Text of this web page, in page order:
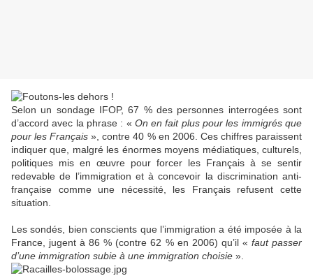
Selon un sondage IFOP, 67 % des personnes interrogées sont
d’accord avec la phrase : « On en fait plus pour les immigrés que
pour les Français », contre 40 % en 2006. Ces chiffres paraissent
indiquer que, malgré les énormes moyens médiatiques, culturels,
politiques mis en œuvre pour forcer les Français à se sentir
redevable de l’immigration et à concevoir la discrimination anti-
française comme une nécessité, les Français refusent cette
situation.
Les sondés, bien conscients que l’immigration a été imposée à la
France, jugent à 86 % (contre 62 % en 2006) qu’il « faut passer
d’une immigration subie à une immigration choisie ».